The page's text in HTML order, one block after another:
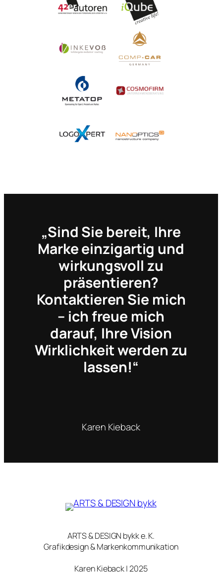
„Sind Sie bereit, Ihre
Marke einzigartig und
wirkungsvoll zu
präsentieren?
Kontaktieren Sie mich
– ich freue mich
darauf, Ihre Vision
Wirklichkeit werden zu
lassen!“
Karen Kieback
ARTS & DESIGN bykk e. K.
Grafikdesign & Markenkommunikation
Karen Kieback | 2025